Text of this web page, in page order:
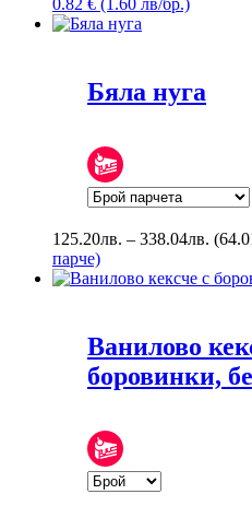
0.82 € (1.60 лв/бр.)
Бяла нуга
125.20лв. – 338.04лв. Price
парче)
Ванилово
боровинки,